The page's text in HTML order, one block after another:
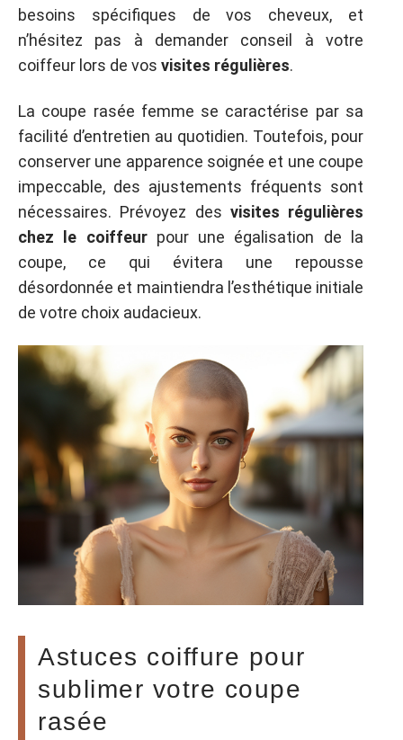
besoins spécifiques de vos cheveux, et
n’hésitez pas à demander conseil à votre
coiffeur lors de vos visites régulières.
La coupe rasée femme se caractérise par sa
facilité d’entretien au quotidien. Toutefois, pour
conserver une apparence soignée et une coupe
impeccable, des ajustements fréquents sont
nécessaires. Prévoyez des visites régulières
chez le coiffeurpour une égalisation de la
coupe, ce qui évitera une repousse
désordonnée et maintiendra l’esthétique initiale
de votre choix audacieux.
Astuces coiffure pour
sublimer votre coupe
rasée